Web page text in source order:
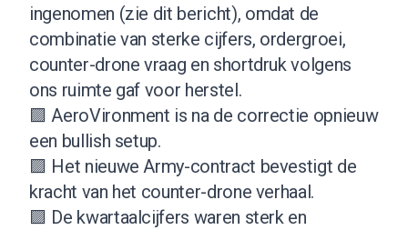
ingenomen (zie dit bericht), omdat de
combinatie van sterke cijfers, ordergroei,
counter-drone vraag en shortdruk volgens
ons ruimte gaf voor herstel.
🟪 AeroVironment is na de correctie opnieuw
een bullish setup.
🟪 Het nieuwe Army-contract bevestigt de
kracht van het counter-drone verhaal.
🟪 De kwartaalcijfers waren sterk en